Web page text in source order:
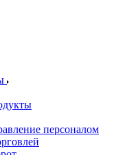
персоналом